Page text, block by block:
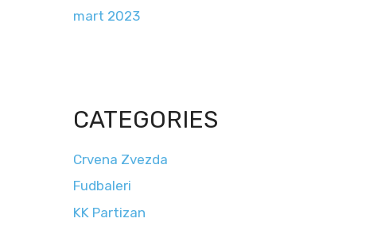
mart 2023
CATEGORIES
Crvena Zvezda
Fudbaleri
KK Partizan